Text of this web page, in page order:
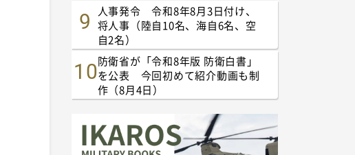
人事発令 令和8年8月3日付け、
将人事（陸自10名、海自6名、空
自2名）
防衛省が「令和8年版 防衛白書」
を公表 今回初めて紹介動画も制
作（8月4日）